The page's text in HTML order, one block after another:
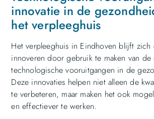
innovatie in de
het verpleeghuis
Het verpleeghuis in Eindhoven blijft zich
innoveren door gebruik te maken van de
technologische vooruitgangen in de
Deze innovaties helpen niet alleen de
te verbeteren, maar maken het ook
en effectiever te werken.